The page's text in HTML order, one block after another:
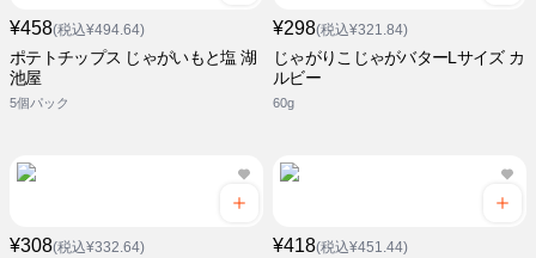
¥458(税込¥494.64)
ポテトチップス じゃがいもと塩 湖
池屋
5個パック
¥298(税込¥321.84)
じゃがりこじゃがバターLサイズ カ
ルビー
60g
¥308(税込¥332.64) ¥418(税込¥451.44)